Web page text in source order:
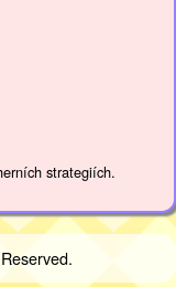
strategiích.